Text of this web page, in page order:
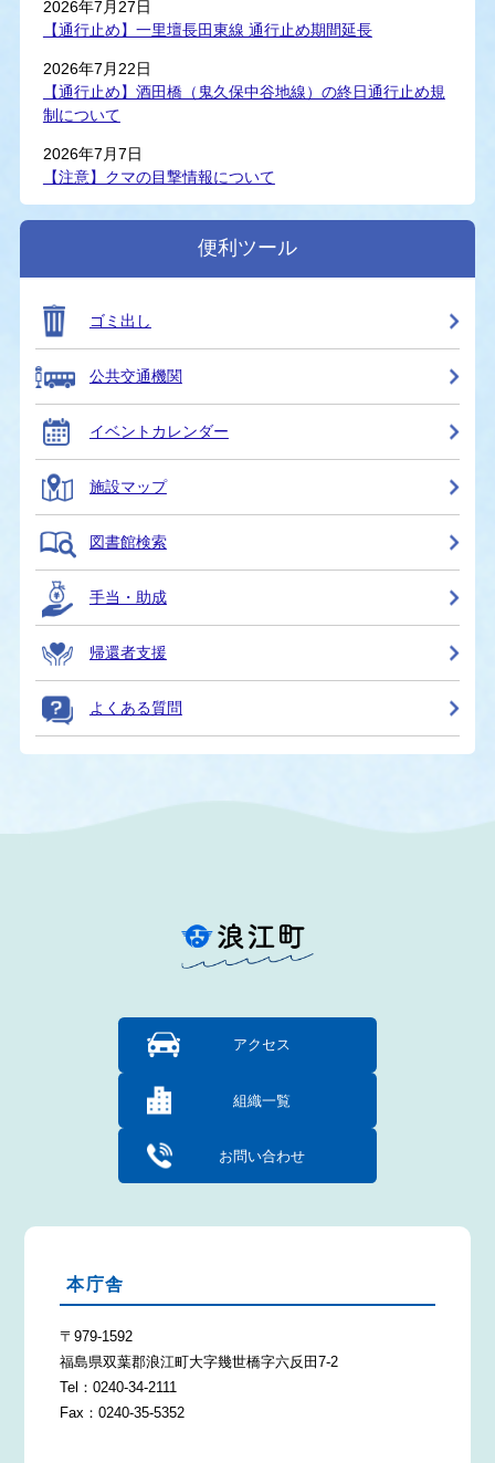
2026年7月27日
【通行止め】一里壇長田東線 通行止め期間延長
2026年7月22日
【通行止め】酒田橋（鬼久保中谷地線）の終日通行止め規
制について
2026年7月7日
【注意】クマの目撃情報について
便利ツール
ゴミ出し
公共交通機関
イベントカレンダー
施設マップ
図書館検索
手当・助成
帰還者支援
よくある質問
アクセス
組織一覧
お問い合わせ
本庁舎
〒979-1592
福島県双葉郡浪江町大字幾世橋字六反田7-2
Tel：0240-34-2111
Fax：0240-35-5352